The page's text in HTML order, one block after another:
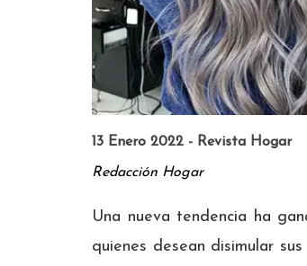
13 Enero 2022 - Revista Hogar
Redacción Hogar
Una nueva tendencia ha
quienes desean disimular